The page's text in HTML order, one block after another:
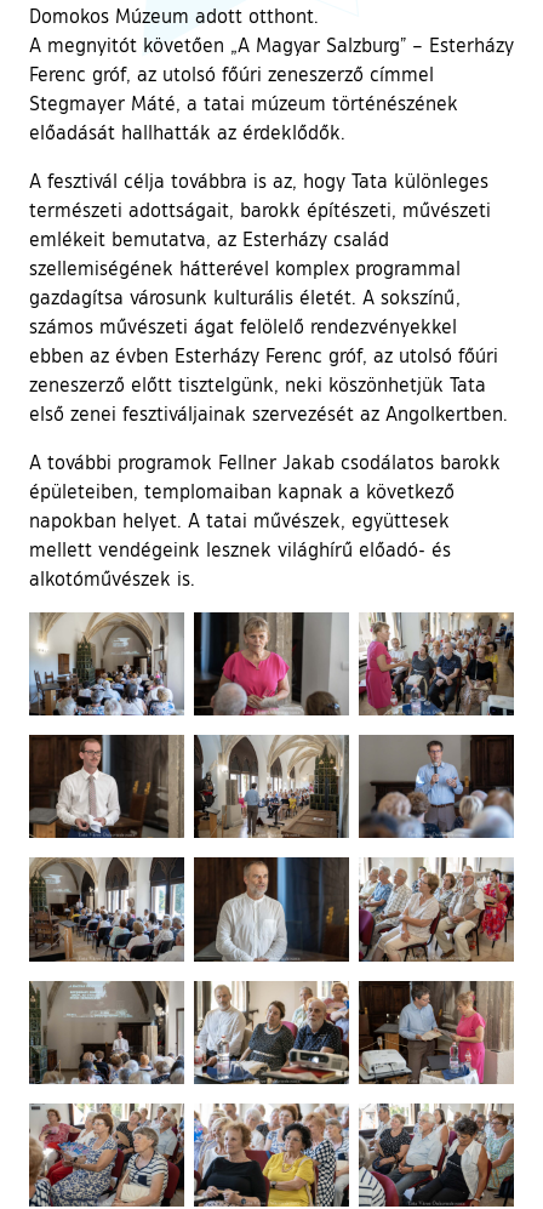
Domokos Múzeum adott otthont.
A megnyitót követően „A Magyar Salzburg” – Esterházy
Ferenc gróf, az utolsó főúri zeneszerző címmel
Stegmayer Máté, a tatai múzeum történészének
előadását hallhatták az érdeklődők.
A fesztivál célja továbbra is az, hogy Tata különleges
természeti adottságait, barokk építészeti, művészeti
emlékeit bemutatva, az Esterházy család
szellemiségének hátterével komplex programmal
gazdagítsa városunk kulturális életét. A sokszínű,
számos művészeti ágat felölelő rendezvényekkel
ebben az évben Esterházy Ferenc gróf, az utolsó főúri
zeneszerző előtt tisztelgünk, neki köszönhetjük Tata
első zenei fesztiváljainak szervezését az Angolkertben.
A további programok Fellner Jakab csodálatos barokk
épületeiben, templomaiban kapnak a következő
napokban helyet. A tatai művészek, együttesek
mellett vendégeink lesznek világhírű előadó- és
alkotóművészek is.
Ugrás a galéria utánra